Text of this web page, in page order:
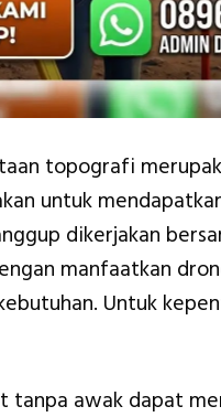
topografi
untuk
dikerjakan
manfaatkan
Untuk
awak dapat